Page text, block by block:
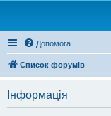
Допомога
Список форумів
Інформація